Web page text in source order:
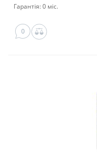
Гарантія: 0 міс.
0